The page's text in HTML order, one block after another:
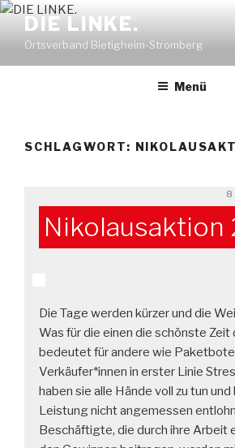
Zum
Inhalt
springen
DIE LINKE.
Ortsverband Bietigheim-Stromberg
Menü
SCHLAGWORT:
Nikolausaktion
Die Tage werden kürzer und die
Was für die einen die schönste Zeit
bedeutet für andere wie
Verkäufer*innen in erster Linie
haben sie alle Hände voll zu tun
Leistung nicht angemessen
Beschäftigte, die durch ihre Arbeit